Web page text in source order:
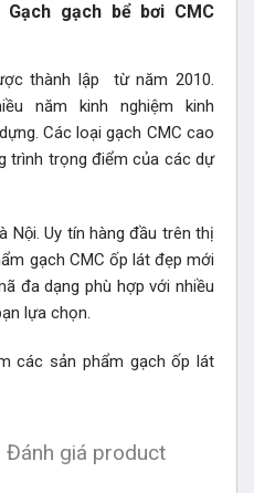
gạch bể bơi CMC
thành lập từ năm 2010.
năm kinh nghiệm kinh
Các loại gạch CMC cao
trình trọng điểm của các dự
Nội. Uy tín hàng đầu trên thị
gạch CMC ốp lát đẹp mới
đa dạng phù hợp với nhiều
lựa chọn.
các sản phẩm gạch ốp lát
Đánh giá product